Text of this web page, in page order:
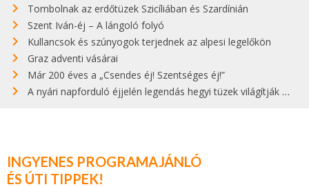
Tombolnak az erdőtüzek Szicíliában és Szardínián
Szent Iván-éj – A lángoló folyó
Kullancsok és szúnyogok terjednek az alpesi legelőkön
Graz adventi vásárai
Már 200 éves a „Csendes éj! Szentséges éj!”
A nyári napforduló éjjelén legendás hegyi tüzek világítják meg Zugspitzét
INGYENES PROGRAMAJÁNLÓ
ÉS ÚTI TIPPEK!